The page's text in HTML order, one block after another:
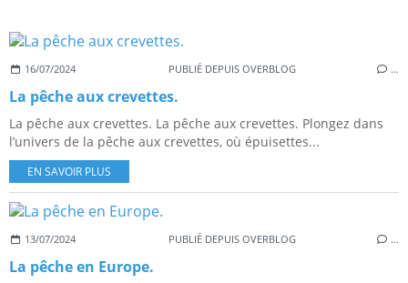
16/07/2024 PUBLIÉ DEPUIS OVERBLOG …
La pêche aux crevettes.
La pêche aux crevettes. La pêche aux crevettes. Plongez dans
l’univers de la pêche aux crevettes, où épuisettes...
EN SAVOIR PLUS
13/07/2024 PUBLIÉ DEPUIS OVERBLOG …
La pêche en Europe.